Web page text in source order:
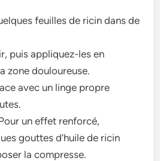
feuilles de ricin dans de
puis appliquez-les en
zone douloureuse.
avec un linge propre
un effet renforcé,
gouttes d’huile de ricin
la compresse.